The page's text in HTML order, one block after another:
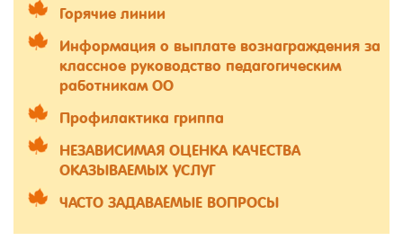
Горячие линии
Информация о выплате вознаграждения за
классное руководство педагогическим
работникам ОО
Профилактика гриппа
НЕЗАВИСИМАЯ ОЦЕНКА КАЧЕСТВА
ОКАЗЫВАЕМЫХ УСЛУГ
ЧАСТО ЗАДАВАЕМЫЕ ВОПРОСЫ